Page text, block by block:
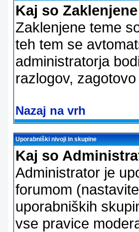
Kaj so
Zaklenjene teme
teh tem se
administratorja
razlogov,
Nazaj na vrh
Uporabniški nivoji in skupine
Kaj so
Administrator je
forumom
uporabniških
vse pravice